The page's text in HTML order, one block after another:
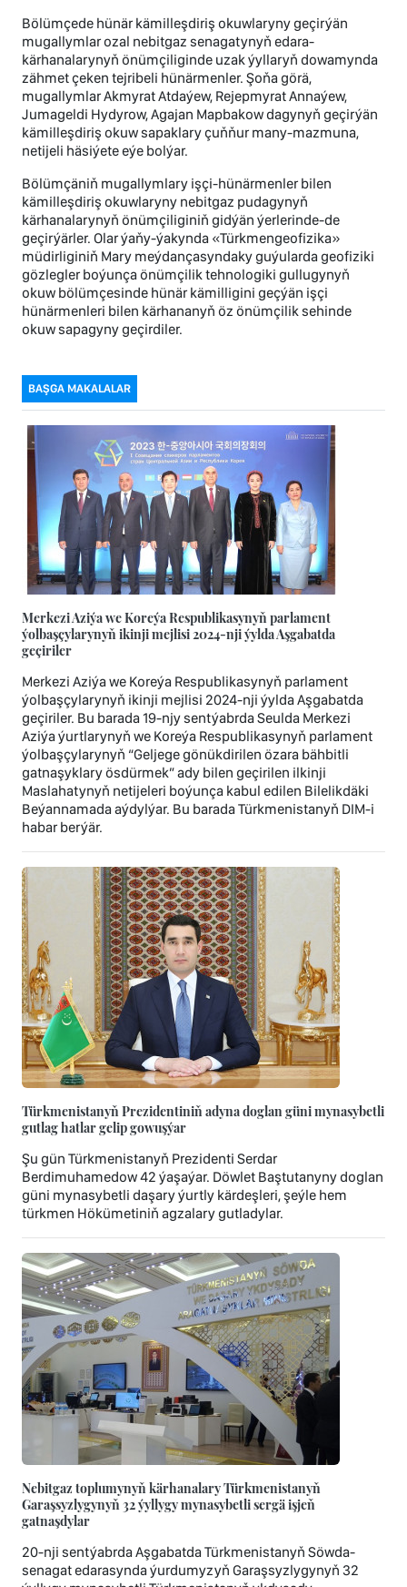
Bölümçede hünär kämilleşdiriş okuwlaryny geçirýän
mugallymlar ozal nebitgaz senagatynyň edara-
kärhanalarynyň önümçiliginde uzak ýyllaryň dowamynda
zähmet çeken tejribeli hünärmenler. Şoňa görä,
mugallymlar Akmyrat Atdaýew, Rejepmyrat Annaýew,
Jumageldi Hydyrow, Agajan Mapbakow dagynyň geçirýän
kämilleşdiriş okuw sapaklary çuňňur many-mazmuna,
netijeli häsiýete eýe bolýar.
Bölümçäniň mugallymlary işçi-hünärmenler bilen
kämilleşdiriş okuwlaryny nebitgaz pudagynyň
kärhanalarynyň önümçiliginiň gidýän ýerlerinde-de
geçirýärler. Olar ýaňy-ýakynda «Türkmengeofizika»
müdirliginiň Mary meýdançasyndaky guýularda geofiziki
gözlegler boýunça önümçilik tehnologiki gullugynyň
okuw bölümçesinde hünär kämilligini geçýän işçi
hünärmenleri bilen kärhananyň öz önümçilik sehinde
okuw sapagyny geçirdiler.
BAŞGA MAKALALAR
Merkezi Aziýa we Koreýa Respublikasynyň parlament
ýolbaşçylarynyň ikinji mejlisi 2024-nji ýylda Aşgabatda
geçiriler
Merkezi Aziýa we Koreýa Respublikasynyň parlament
ýolbaşçylarynyň ikinji mejlisi 2024-nji ýylda Aşgabatda
geçiriler. Bu barada 19-njy sentýabrda Seulda Merkezi
Aziýa ýurtlarynyň we Koreýa Respublikasynyň parlament
ýolbaşçylarynyň “Geljege gönükdirilen özara bähbitli
gatnaşyklary ösdürmek” ady bilen geçirilen ilkinji
Maslahatynyň netijeleri boýunça kabul edilen Bilelikdäki
Beýannamada aýdylýar. Bu barada Türkmenistanyň DIM-i
habar berýär.
Türkmenistanyň Prezidentiniň adyna doglan güni mynasybetli
gutlag hatlar gelip gowuşýar
Şu gün Türkmenistanyň Prezidenti Serdar
Berdimuhamedow 42 ýaşaýar. Döwlet Baştutanyny doglan
güni mynasybetli daşary ýurtly kärdeşleri, şeýle hem
türkmen Hökümetiniň agzalary gutladylar.
Nebitgaz toplumynyň kärhanalary Türkmenistanyň
Garaşsyzlygynyň 32 ýyllygy mynasybetli sergä işjeň
gatnaşdylar
20-nji sentýabrda Aşgabatda Türkmenistanyň Söwda-
senagat edarasynda ýurdumyzyň Garaşsyzlygynyň 32